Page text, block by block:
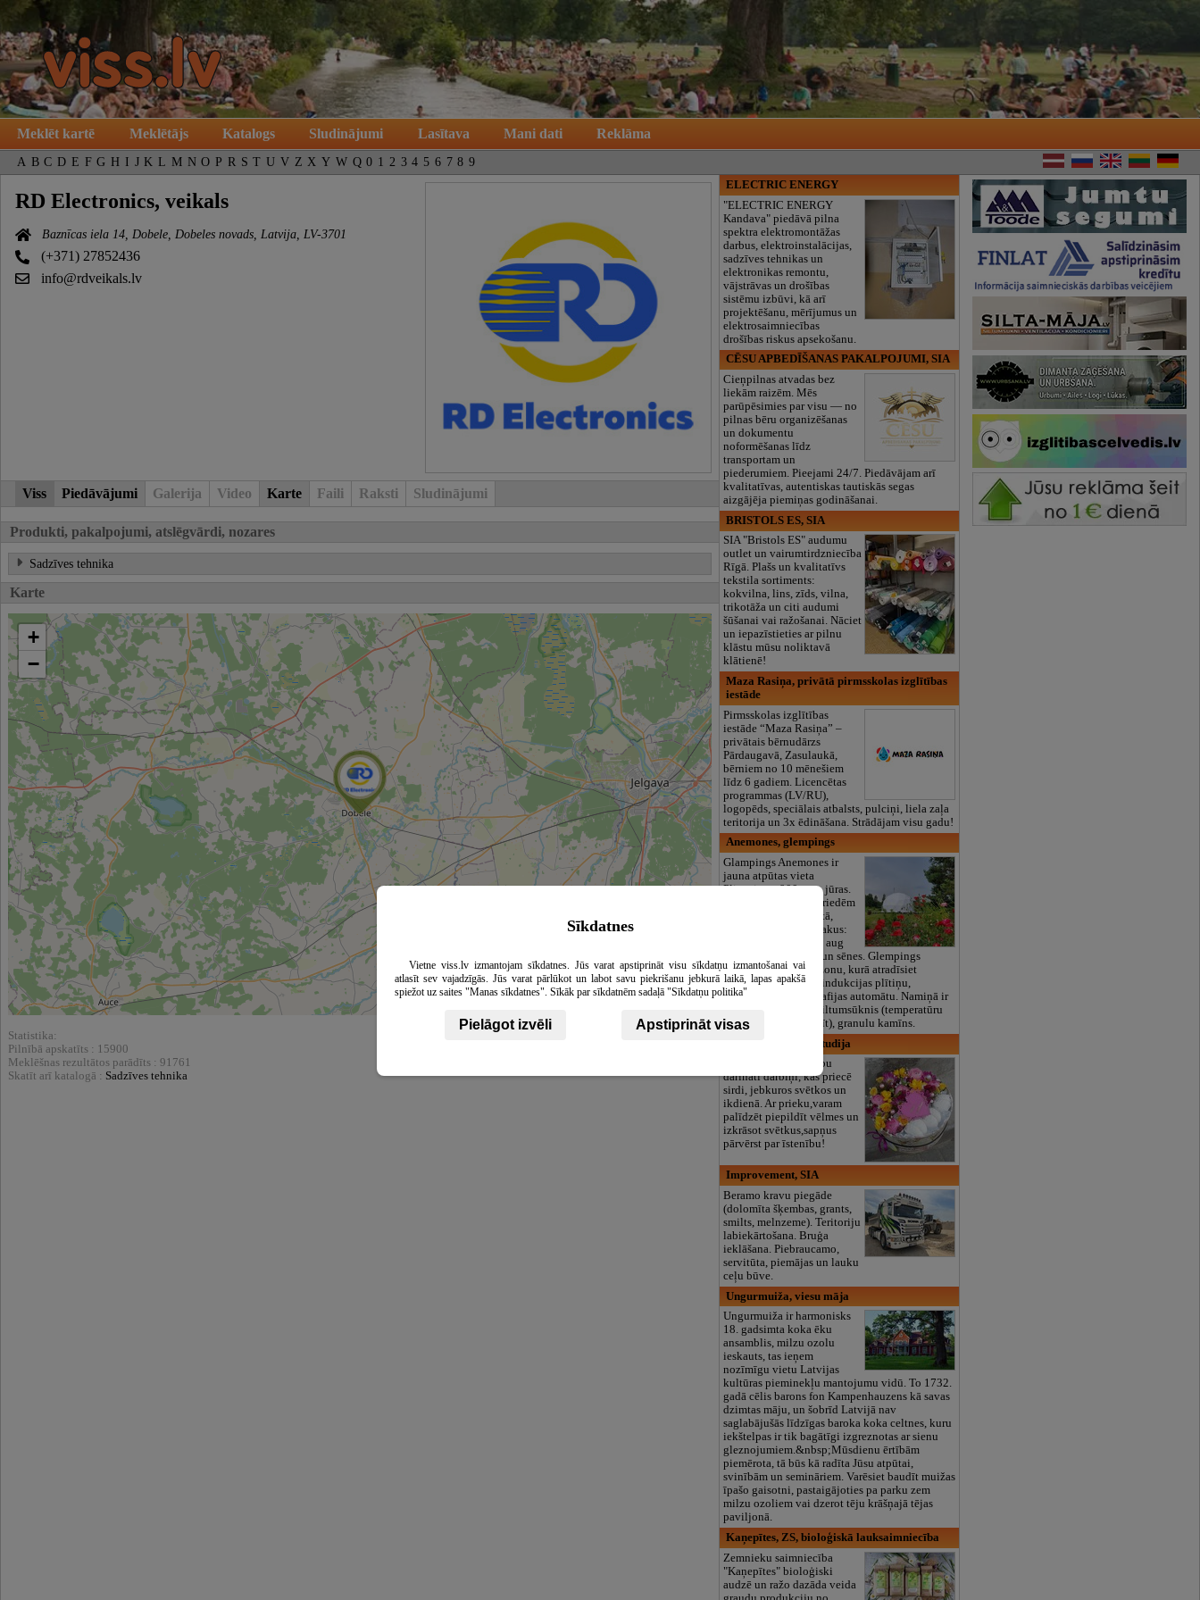
Meklēt kartē Meklētājs Katalogs Sludinājumi Lasītava Mani dati Reklāma
A B C D E F G H I J K L M N O P R S T U V Z X Y W Q 0 1 2 3 4 5 6 7 8 9
RD Electronics, veikals
Baznīcas iela 14, Dobele, Dobeles novads, Latvija, LV-3701
(+371) 27852436
info@rdveikals.lv
Viss Piedāvājumi Galerija Video Karte Faili Raksti Sludinājumi
Produkti, pakalpojumi, atslēgvārdi, nozares
Sadzīves tehnika
Karte
+
−
Statistika:
Pilnībā apskatīts : 15900
Meklēšnas rezultātos parādīts : 91761
Skatīt arī katalogā : Sadzīves tehnika
ELECTRIC ENERGY
"ELECTRIC ENERGY
Kandava" piedāvā pilna
spektra elektromontāžas
darbus, elektroinstalācijas,
sadzīves tehnikas un
elektronikas remontu,
vājstrāvas un drošības
sistēmu izbūvi, kā arī
projektēšanu, mērījumus un
elektrosaimniecības
drošības riskus apsekošanu.
CĒSU APBEDĪŠANAS PAKALPOJUMI, SIA
Cieņpilnas atvadas bez
liekām raizēm. Mēs
parūpēsimies par visu — no
pilnas bēru organizēšanas
un dokumentu
noformēšanas līdz
transportam un
piederumiem. Pieejami 24/7. Piedāvājam arī
kvalitatīvas, autentiskas tautiskās segas
aizgājēja piemiņas godināšanai.
BRISTOLS ES, SIA
SIA "Bristols ES" audumu
outlet un vairumtirdzniecība
Rīgā. Plašs un kvalitatīvs
tekstila sortiments:
kokvilna, lins, zīds, vilna,
trikotāža un citi audumi
šūšanai vai ražošanai. Nāciet
un iepazīstieties ar pilnu
klāstu mūsu noliktavā
klātienē!
Maza Rasiņa, privātā pirmsskolas izglītības
iestāde
Pirmsskolas izglītības
iestāde “Maza Rasiņa” –
privātais bērnudārzs
Pārdaugavā, Zasulaukā,
bērniem no 10 mēnešiem
līdz 6 gadiem. Licencētas
programmas (LV/RU),
logopēds, speciālais atbalsts, pulciņi, liela zaļa
teritorija un 3x ēdināšana. Strādājam visu gadu!
Anemones, glempings
Glampings Anemones ir
jauna atpūtas vieta
Plieņciemā 900m no jūras.
Glempings atrodas priedēm
apaugušā, apzaļumotā,
ziedošā teritorijā. Blakus:
pastaigu takas, kurās aug
mellenes, brūklenes un sēnes. Glempings
aprīkots ar virtuves zonu, kurā atradīsiet
ledusskapi, traukus, indukcijas plītiņu,
mikroviļņu krāsni, kafijas automātu. Namiņā ir
duša, tualete, gaisa siltumsūknis (temperatūru
var dzesēt vai uzsildīt), granulu kamīns.
Ziedu Dīva, ziedu studija
Radoši un ar mīlestību
darināti darbiņi, kas priecē
sirdi, jebkuros svētkos un
ikdienā. Ar prieku,varam
palīdzēt piepildīt vēlmes un
izkrāsot svētkus,sapņus
pārvērst par īstenību!
Improvement, SIA
Beramo kravu piegāde
(dolomīta šķembas, grants,
smilts, melnzeme). Teritoriju
labiekārtošana. Bruģa
ieklāšana. Piebraucamo,
servitūta, piemājas un lauku
ceļu būve.
Ungurmuiža, viesu māja
Ungurmuiža ir harmonisks
18. gadsimta koka ēku
ansamblis, milzu ozolu
ieskauts, tas ieņem
nozīmīgu vietu Latvijas
kultūras pieminekļu mantojumu vidū. To 1732.
gadā cēlis barons fon Kampenhauzens kā savas
dzimtas māju, un šobrīd Latvijā nav
saglabājušās līdzīgas baroka koka celtnes, kuru
iekštelpas ir tik bagātīgi izgreznotas ar sienu
gleznojumiem.&nbsp;Mūsdienu ērtībām
piemērota, tā būs kā radīta Jūsu atpūtai,
svinībām un semināriem. Varēsiet baudīt muižas
īpašo gaisotni, pastaigājoties pa parku zem
milzu ozoliem vai dzerot tēju krāšņajā tējas
paviljonā.
Kaņepītes, ZS, bioloģiskā lauksaimniecība
Zemnieku saimniecība
"Kaņepītes" bioloģiski
audzē un ražo dazāda veida
Sīkdatnes
Vietne viss.lv izmantojam sīkdatnes. Jūs varat apstiprināt visu sīkdatņu izmantošanai vai
atlasīt sev vajadzīgās. Jūs varat pārlūkot un labot savu piekrišanu jebkurā laikā, lapas apakšā
spiežot uz saites "Manas sīkdatnes". Sīkāk par sīkdatnēm sadaļā "Sīkdatņu politika"
Pielāgot izvēli Apstiprināt visas